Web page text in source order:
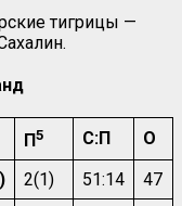
тигрицы —
П5 С:П
О
2(1) 51:14
47